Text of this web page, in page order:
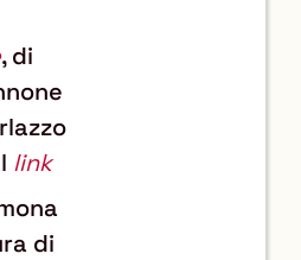
, di
link
di